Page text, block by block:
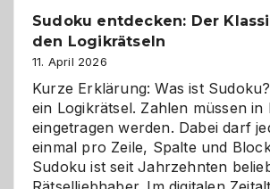
Sudoku entdecken: Der
den Logikrätseln
11. April 2026
Kurze Erklärung: Was ist
ein Logikrätsel. Zahlen müssen in
eingetragen werden. Dabei darf
einmal pro Zeile, Spalte und
Sudoku ist seit Jahrzehnten